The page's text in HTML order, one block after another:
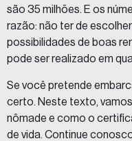
são 35 milhões. E os
razão: não ter de
possibilidades de boas
pode ser realizado em
Se você pretende
certo. Neste texto,
nômade e como o
de vida. Continue